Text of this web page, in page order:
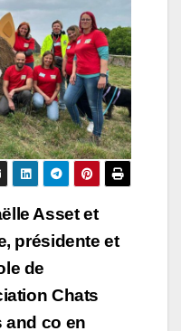
Asset et
présidente et
de
Chats
and co en